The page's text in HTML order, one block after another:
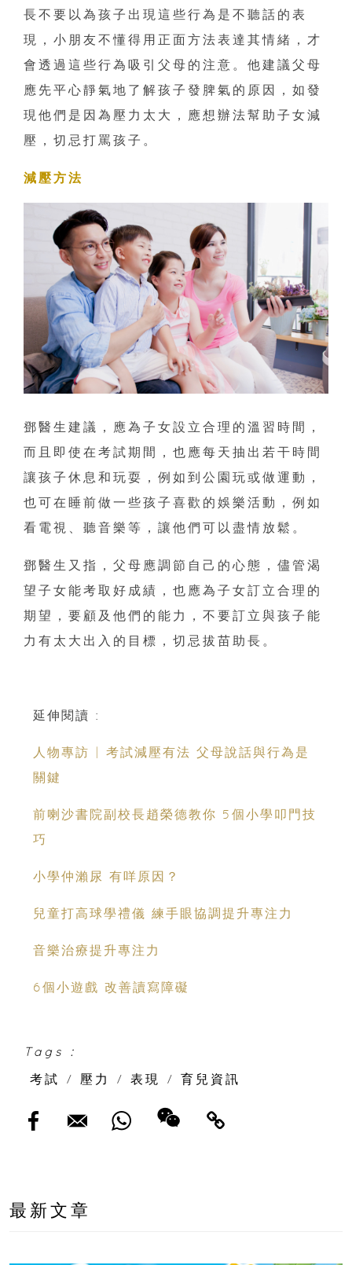
長不要以為孩子出現這些行為是不聽話的表
現，小朋友不懂得用正面方法表達其情緒，才
會透過這些行為吸引父母的注意。他建議父母
應先平心靜氣地了解孩子發脾氣的原因，如發
現他們是因為壓力太大，應想辦法幫助子女減
壓，切忌打罵孩子。
減壓方法
鄧醫生建議，應為子女設立合理的溫習時間，
而且即使在考試期間，也應每天抽出若干時間
讓孩子休息和玩耍，例如到公園玩或做運動，
也可在睡前做一些孩子喜歡的娛樂活動，例如
看電視、聽音樂等，讓他們可以盡情放鬆。
鄧醫生又指，父母應調節自己的心態，儘管渴
望子女能考取好成績，也應為子女訂立合理的
期望，要顧及他們的能力，不要訂立與孩子能
力有太大出入的目標，切忌拔苗助長。
延伸閱讀 :
人物專訪 | 考試減壓有法 父母說話與行為是
關鍵
前喇沙書院副校長趙榮德教你 5個小學叩門技
巧
小學仲瀨尿 有咩原因？
兒童打高球學禮儀 練手眼協調提升專注力
音樂治療提升專注力
6個小遊戲 改善讀寫障礙
Tags :
考試
/ 壓力 / 表現 / 育兒資訊
最新文章